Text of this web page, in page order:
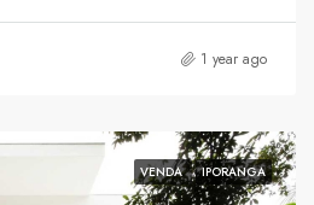
1 year ago
VENDA IPORANGA